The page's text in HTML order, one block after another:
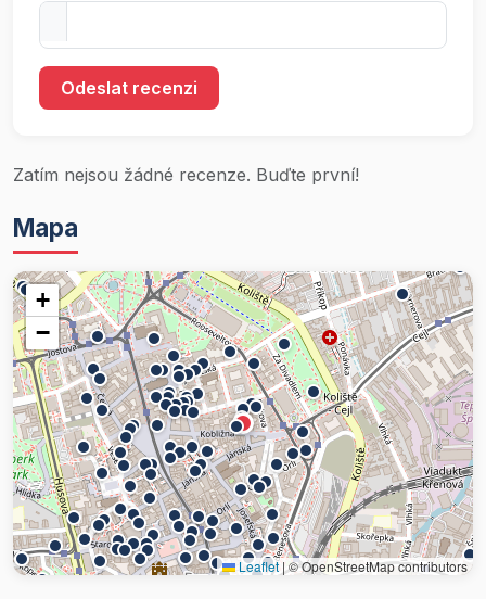
Odeslat recenzi
Zatím nejsou žádné recenze. Buďte první!
Mapa
+
−
Leaflet |© OpenStreetMap contributors